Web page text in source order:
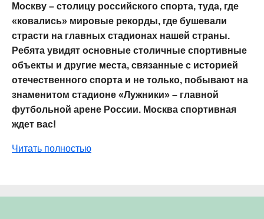
Москву – столицу российского спорта, туда, где
«ковались» мировые рекорды, где бушевали
страсти на главных стадионах нашей страны.
Ребята увидят основные столичные спортивные
объекты и другие места, связанные с историей
отечественного спорта и не только, побывают на
знаменитом стадионе «Лужники» – главной
футбольной арене России. Москва спортивная
ждет вас!
Читать полностью